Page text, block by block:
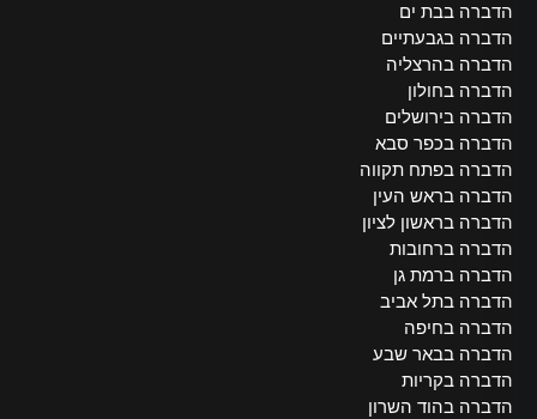
הדברה בבת ים
הדברה בגבעתיים
הדברה בהרצליה
הדברה בחולון
הדברה בירושלים
הדברה בכפר סבא
הדברה בפתח תקווה
הדברה בראש העין
הדברה בראשון לציון
הדברה ברחובות
הדברה ברמת גן
הדברה בתל אביב
הדברה בחיפה
הדברה בבאר שבע
הדברה בקריות
הדברה בהוד השרון